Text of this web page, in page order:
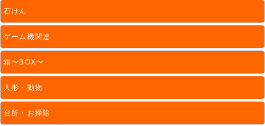
石けん
ゲーム機関連
箱〜BOX〜
人形・動物
台所・お掃除